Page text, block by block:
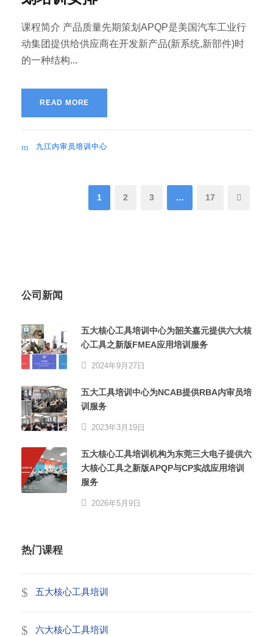
课程简介 产品质量先期策划APQP是美国汽车工业行
动集团提供给供应商在开发新产品(新系统,新部件)时
的一种结构...
READ MORE
九江内审员培训中心
1 2 3 … 17
公司新闻
五大核心工具培训中心为韶关嘉元提供六大核
心工具之新版FMEA应用培训服务
2024年9月27日
五大工具培训中心为NCAB提供RBA内审员培
训服务
2023年3月19日
五大核心工具培训机构为东莞三大电子提供六
大核心工具之新版APQP与CP实战应用培训
服务
2026年5月9日
热门课程
五大核心工具培训
六大核心工具培训